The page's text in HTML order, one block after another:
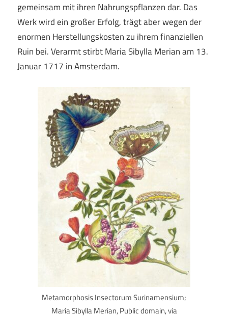
gemeinsam mit ihren Nahrungspflanzen dar. Das
Werk wird ein großer Erfolg, trägt aber wegen der
enormen Herstellungskosten zu ihrem finanziellen
Ruin bei. Verarmt stirbt Maria Sibylla Merian am 13.
Januar 1717 in Amsterdam.
Metamorphosis Insectorum Surinamensium;
Maria Sibylla Merian, Public domain, via